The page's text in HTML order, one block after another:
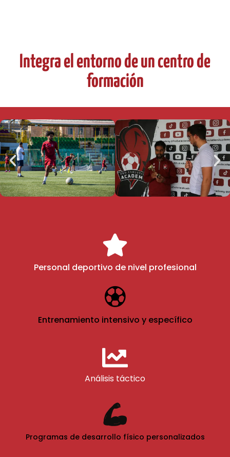
Integra el entorno de un centro de
formación
Personal deportivo de nivel profesional
Entrenamiento intensivo y específico
Análisis táctico
Programas de desarrollo físico personalizados